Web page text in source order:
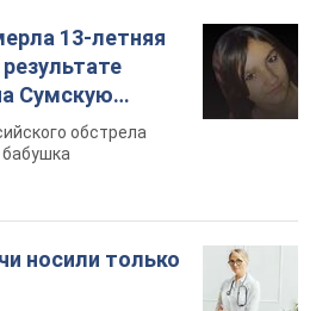
13-летняя
Сумскую
обстрела
бабушка
носили только